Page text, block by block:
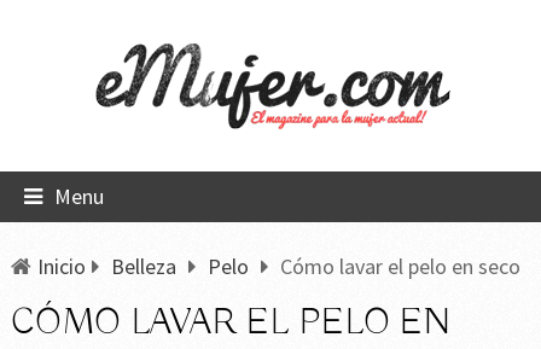
Menu
Inicio Belleza Pelo Cómo lavar el pelo en seco
CÓMO LAVAR EL PELO EN